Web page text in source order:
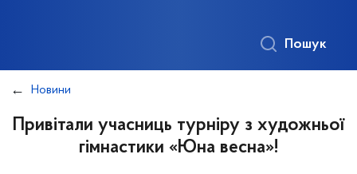
Пошук
Новини
Привітали учасниць турніру з художньої
гімнастики «Юна весна»!